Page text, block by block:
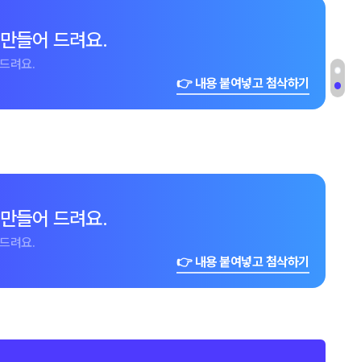
들어 드려요.
려요.
👉 내용 붙여넣고 첨삭하기
들어 드려요.
려요.
👉 내용 붙여넣고 첨삭하기